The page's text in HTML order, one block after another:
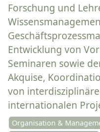
Forschung und
Entwicklung von
Seminaren sowie
Akquise,
von
internationalen
Organisation &